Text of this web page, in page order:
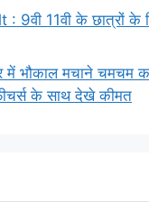
9वी 11वी के छात्रों के
में भौकाल मचाने चमचम
के साथ देखे कीमत